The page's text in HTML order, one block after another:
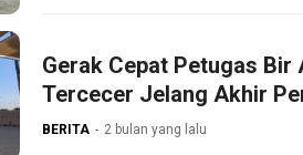
Gerak Cepat Petugas
Tercecer Jelang Akhir
BERITA 2 bulan yang lalu